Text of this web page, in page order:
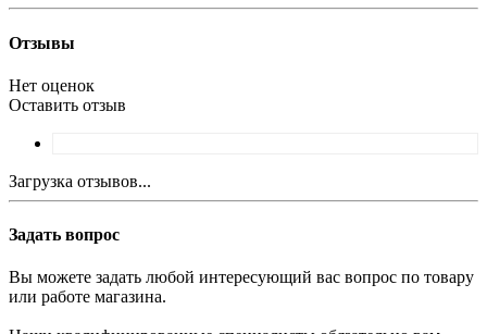
Отзывы
Нет оценок
Оставить отзыв
Загрузка отзывов...
Задать вопрос
Вы можете задать любой интересующий вас вопрос по товару
или работе магазина.